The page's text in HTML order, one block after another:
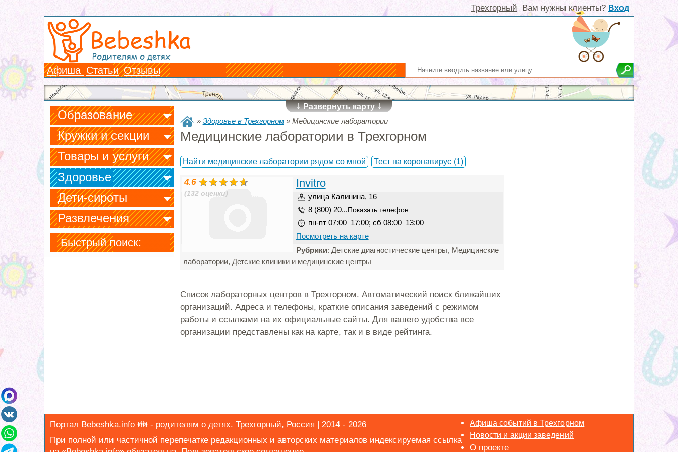
Вам нужны клиенты? Вход
Трехгорный
Bebeshka
Родителям о детях
Афиша Статьи Отзывы
↓Развернуть карту↓
Образование
Кружки и секции
Товары и услуги
Здоровье
Дети-сироты
Развлечения
Быстрый поиск:
» Здоровье в Трехгорном» Медицинские лаборатории
Медицинские лаборатории в Трехгорном
Найти медицинские лаборатории рядом со мной Тест на коронавирус (1)
4.6
(132 оценки)
Invitro
улица Калинина, 16
8 (800) 20... Показать телефон
пн-пт 07:00–17:00; сб 08:00–13:00
Посмотреть на карте
Рубрики: Детские диагностические центры, Медицинские
лаборатории, Детские клиники и медицинские центры
Список лабораторных центров в Трехгорном. Автоматический поиск ближайших
организаций. Адреса и телефоны, краткие описания заведений с режимом
работы и ссылками на их официальные сайты. Для вашего удобства все
организации представлены как на карте, так и в виде рейтинга.
Портал Bebeshka.info 👪 - родителям о детях. Трехгорный, Россия | 2014 - 2026
При полной или частичной перепечатке редакционных и авторских материалов индексируемая ссылка
Афиша событий в Трехгорном
Новости и акции заведений